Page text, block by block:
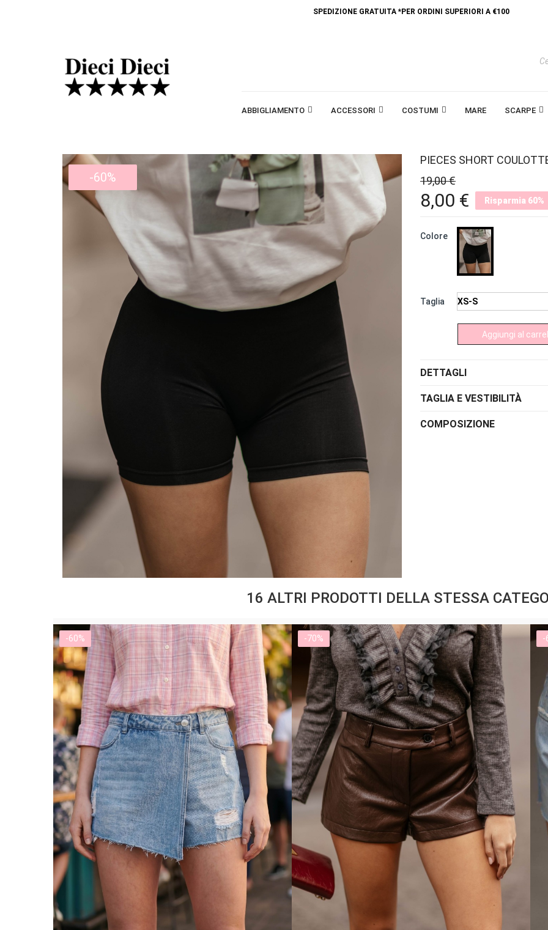
SPEDIZIONE GRATUITA *PER ORDINI SUPERIORI A €100
ABBIGLIAMENTO ACCESSORI COSTUMI MARE SCARPE
-60%
PIECES SHORT
19,00 €
8,00 € Risparmia 60%
Colore NERO
Taglia
Aggiungi al
DETTAGLI
TAGLIA E VESTIBILITÀ
COMPOSIZIONE
16 ALTRI PRODOTTI DELLA STESSA
-60% -70% -